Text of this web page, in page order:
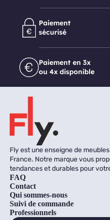
Paiement
sécurisé
Paiement en 3x
ou 4x disponible
Fly est une enseigne de
France. Notre marque vous
tendances et durables pour
FAQ
Contact
Qui sommes-nous
Suivi de commande
Professionnels